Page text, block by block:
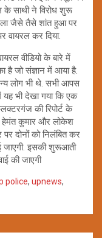
के साथी ने विरोध शुरू
जैसे तैसे शांत हुआ पर
वायरल कर दिया.
वीडियो के बारे में
है जो संज्ञान में आया है.
लोग भी थे. सभी आपस
यह भी देखा गया कि एक
की रिपोर्ट के
हेमंत कुमार और लोकेश
दोनों को निलंबित कर
जाएगी. इसकी शुरूआती
की जाएगी
police, upnews,